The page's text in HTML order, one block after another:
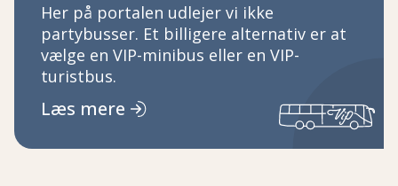
Her på portalen udlejer vi ikke
partybusser. Et billigere alternativ er at
vælge en VIP-minibus eller en VIP-
turistbus.
Læs mere